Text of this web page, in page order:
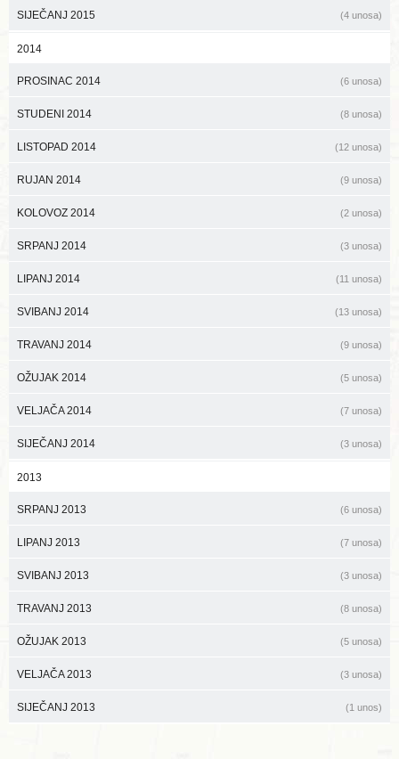
SIJEČANJ 2015 (4 unosa)
2014
PROSINAC 2014 (6 unosa)
STUDENI 2014 (8 unosa)
LISTOPAD 2014 (12 unosa)
RUJAN 2014 (9 unosa)
KOLOVOZ 2014 (2 unosa)
SRPANJ 2014 (3 unosa)
LIPANJ 2014 (11 unosa)
SVIBANJ 2014 (13 unosa)
TRAVANJ 2014 (9 unosa)
OŽUJAK 2014 (5 unosa)
VELJAČA 2014 (7 unosa)
SIJEČANJ 2014 (3 unosa)
2013
SRPANJ 2013 (6 unosa)
LIPANJ 2013 (7 unosa)
SVIBANJ 2013 (3 unosa)
TRAVANJ 2013 (8 unosa)
OŽUJAK 2013 (5 unosa)
VELJAČA 2013 (3 unosa)
SIJEČANJ 2013 (1 unos)